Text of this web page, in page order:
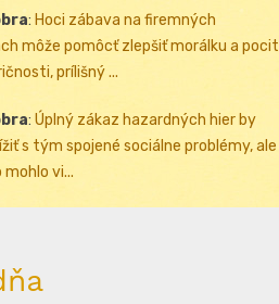
: Hoci zábava na firemných
môže pomôcť zlepšiť morálku a pocit
prílišný ...
: Úplný zákaz hazardných hier by
s tým spojené sociálne problémy, ale
vi...